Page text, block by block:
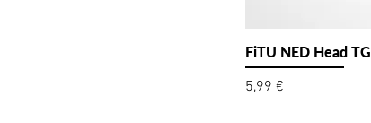
FiTU NED Head TG
Preis
5,99 €